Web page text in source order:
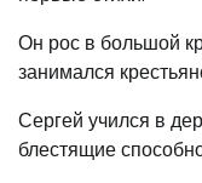
Он рос в большой
занимался
Сергей учился в
блестящие